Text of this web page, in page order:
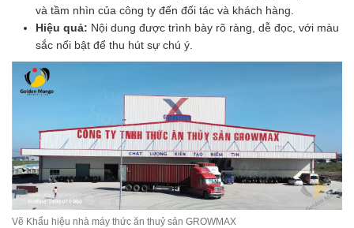
và tầm nhìn của công ty đến đối tác và khách hàng.
Hiệu quả: Nội dung được trình bày rõ ràng, dễ đọc, với màu
sắc nổi bật để thu hút sự chú ý.
Vẽ Khẩu hiệu nhà máy thức ăn thuỷ sản GROWMAX